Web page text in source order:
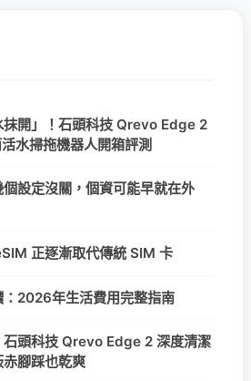
抹開」！石頭科技 Qrevo Edge 2
水掃拖機器人開箱評測
設定沒關，個資可能早就在外
正逐漸取代傳統 SIM 卡
2026年生活費用完整指南
石頭科技 Qrevo Edge 2 深度清潔
腳踩也乾爽